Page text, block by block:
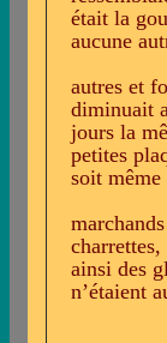
était la
aucune
autres et
diminuait
jours la
petites
soit même
ainsi des
n’étaient